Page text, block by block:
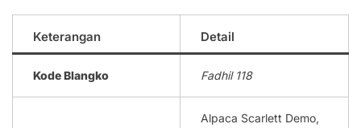
Keterangan Detail
Kode Blangko Fadhil 118
Alpaca Scarlett Demo,